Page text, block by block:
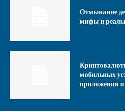
Отмывание
мифы и
мобильных
приложения